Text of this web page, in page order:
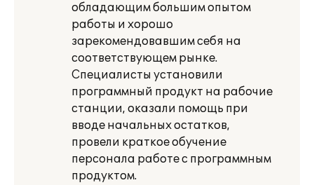
обладающим большим опытом
работы и хорошо
зарекомендовавшим себя на
соответствующем рынке.
Специалисты установили
программный продукт на рабочие
станции, оказали помощь при
вводе начальных остатков,
провели краткое обучение
персонала работе с программным
продуктом.